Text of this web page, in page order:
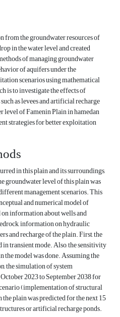
from the groundwater resources of
in the water level and created
of managing groundwater
of aquifers under the
scenarios using mathematical
is to investigate the effects of
as levees and artificial recharge
level of Famenin Plain in hamedan
strategies for better exploitation
in this plain and its surroundings,
groundwater level of this plain was
management scenarios. This
and numerical model of
information about wells and
information on hydraulic
and recharge of the plain. First, the
transient mode. Also, the sensitivity
model was done. Assuming the
the simulation of system
2023 to September 2038 for
(implementation of structural
plain was predicted for the next 15
or artificial recharge ponds.